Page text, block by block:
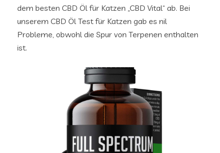
dem besten CBD Öl für Katzen „CBD Vital“ ab. Bei
unserem CBD Öl Test für Katzen gab es nil
Probleme, obwohl die Spur von Terpenen enthalten
ist.